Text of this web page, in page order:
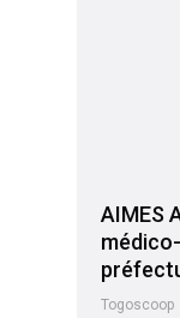
AIMES
Togoscoop